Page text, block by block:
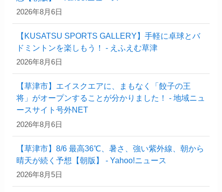
2026年8月6日
【KUSATSU SPORTS GALLERY】手軽に卓球とバ
ドミントンを楽しもう！ - えふえむ草津
2026年8月6日
【草津市】エイスクエアに、まもなく「餃子の王
将」がオープンすることが分かりました！ - 地域ニュ
ースサイト号外NET
2026年8月6日
【草津市】8/6 最高36℃、暑さ、強い紫外線、朝から
晴天が続く予想【朝版】 - Yahoo!ニュース
2026年8月5日